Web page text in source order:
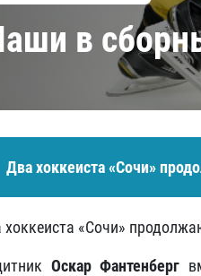
в
Два хоккеиста «Сочи»
«Сочи»
Оскар Фантенберг